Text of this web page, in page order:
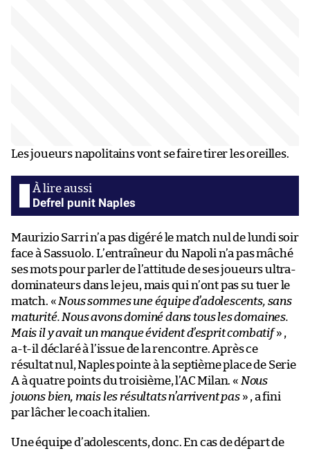
Les joueurs napolitains vont se faire tirer les oreilles.
Defrel punit Naples
Maurizio Sarri n’a pas digéré le match nul de lundi soir
face à Sassuolo. L’entraîneur du Napoli n’a pas mâché
ses mots pour parler de l’attitude de ses joueurs ultra-
dominateurs dans le jeu, mais qui n’ont pas su tuer le
match. « Nous sommes une équipe d’adolescents, sans
maturité. Nous avons dominé dans tous les domaines.
Mais il y avait un manque évident d’esprit combatif» ,
a-t-il déclaré à l’issue de la rencontre. Après ce
résultat nul, Naples pointe à la septième place de Serie
A à quatre points du troisième, l’AC Milan. « Nous
jouons bien, mais les résultats n’arrivent pas» , a fini
par lâcher le coach italien.
Une équipe d’adolescents, donc. En cas de départ de